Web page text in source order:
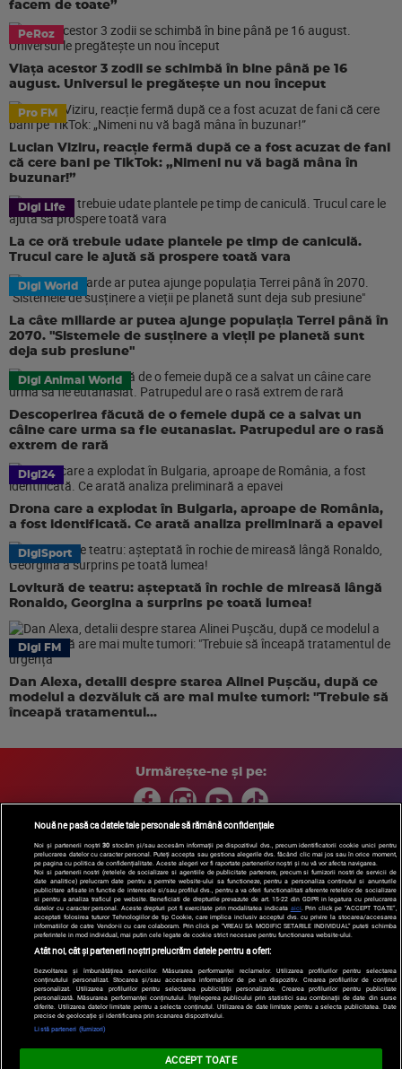
facem de toate”
PeRoz
Viața acestor 3 zodii se schimbă în bine până pe 16
august. Universul le pregătește un nou început
Pro FM
Lucian Viziru, reacție fermă după ce a fost acuzat de fani
că cere bani pe TikTok: „Nimeni nu vă bagă mâna în
buzunar!”
Digi Life
La ce oră trebuie udate plantele pe timp de caniculă.
Trucul care le ajută să prospere toată vara
Digi World
La câte miliarde ar putea ajunge populația Terrei până în
2070. "Sistemele de susținere a vieții pe planetă sunt
deja sub presiune"
Digi Animal World
Descoperirea făcută de o femeie după ce a salvat un
câine care urma sa fie eutanasiat. Patrupedul are o rasă
extrem de rară
Digi24
Drona care a explodat în Bulgaria, aproape de România,
a fost identificată. Ce arată analiza preliminară a epavei
DigiSport
Lovitură de teatru: așteptată în rochie de mireasă lângă
Ronaldo, Georgina a surprins pe toată lumea!
Digi FM
Dan Alexa, detalii despre starea Alinei Pușcău, după ce
modelul a dezvăluit că are mai multe tumori: "Trebuie să
înceapă tratamentul...
Urmărește-ne și pe:
Copyright © 2026 / DIGI ROMANIA S.A.
Arhiva
Comunicate de presă Politica de confidentialitate
Termeni
si conditii
Gestionați preferințele| Contact/Info Codul etic
Nouă ne pasă ca datele tale personale să rămână confidențiale
Noi și partenerii noștri30 stocăm și/sau accesăm informații pe dispozitivul dvs., precum identificatorii cookie unici pentru
prelucrarea datelor cu caracter personal. Puteți accepta sau gestiona alegerile dvs. făcând clic mai jos sau în orice moment,
pe pagina cu politica de confidențialitate. Aceste alegeri vor fi raportate partenerilor noștri și nu vă vor afecta navigarea.
Noi si partenerii nostri (retelele de socializare si agentiile de publicitate partenere, precum si furnizorii nostri de servicii de
date analitice) prelucram date pentru a permite website-ului sa functioneze, pentru a personaliza continutul si anunturile
publicitare afisate in functie de interesele si/sau profilul dvs., pentru a va oferi functionalitati aferente retelelor de socializare
si pentru a analiza traficul pe website. Beneficiati de drepturile prevazute de art. 15-22 din GDPR in legatura cu prelucrarea
datelor cu caracter personal. Aceste drepturi pot fi exercitate prin modalitatea indicata aici. Prin click pe “ACCEPT TOATE”,
acceptati folosirea tuturor Tehnologiilor de tip Cookie, care implica inclusiv acceptul dvs. cu privire la stocarea/accesarea
informatiilor de catre Vendor-ii cu care colaboram. Prin click pe “VREAU SA MODIFIC SETARILE INDIVIDUAL” puteti schimba
preferintele in mod individual, mai putin cele legate de cookie strict necesare pentru functionarea website-ului.
Atât noi, cât și partenerii noștri prelucrăm datele pentru a oferi:
Dezvoltarea și îmbunătățirea serviciilor. Măsurarea performanței reclamelor. Utilizarea profilurilor pentru selectarea
conținutului personalizat. Stocarea și/sau accesarea informațiilor de pe un dispozitiv. Crearea profilurilor de conținut
personalizat. Utilizarea profilurilor pentru selectarea publicității personalizate. Crearea profilurilor pentru publicitate
personalizată. Măsurarea performanței conținutului. Înțelegerea publicului prin statistici sau combinații de date din surse
diferite. Utilizarea datelor limitate pentru a selecta conținutul. Utilizarea de date limitate pentru a selecta publicitatea. Date
precise de geolocație și identificarea prin scanarea dispozitivului.
Listă parteneri (furnizori)
ACCEPT TOATE